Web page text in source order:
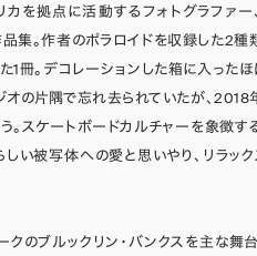
カを拠点に活動するフォトグラファー
集。作者のポラロイドを収録した2種
1冊。デコレーションした箱に入った
オの片隅で忘れ去られていたが、2018
。スケートボードカルチャーを象徴
しい被写体への愛と思いやり、リラッ
クのブルックリン・バンクスを主な舞